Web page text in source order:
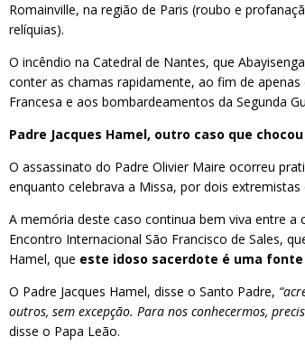
Romainville, na região de Paris (roubo e
relíquias).
O incêndio na Catedral de Nantes, que
conter as chamas rapidamente, ao fim de
Francesa e aos bombardeamentos da Segunda
Padre Jacques Hamel, outro caso que
O assassinato do Padre Olivier Maire ocorreu
enquanto celebrava a Missa, por dois
A memória deste caso continua bem viva entre a
Encontro Internacional São Francisco de Sales,
Hamel, que este idoso sacerdote é uma
O Padre Jacques Hamel, disse o Santo Padre,
outros, sem excepção. Para nos conhecermos,
disse o Papa Leão.